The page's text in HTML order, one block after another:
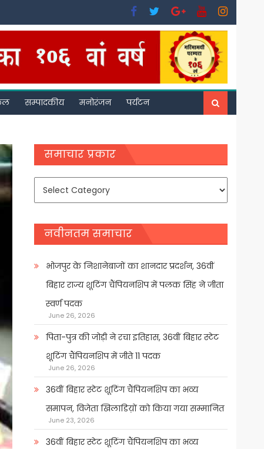
सम्पादकीय मनोरंजन पर्यटन
समाचार प्रकार
समाचार
नवीनतम समाचार
भोजपुर के निशानेबाजों का शानदार प्रदर्शन, 36वीं
बिहार राज्य शूटिंग चैंपियनशिप में पलक सिंह ने जीता
स्वर्ण पदक
June 26, 2026
पिता-पुत्र की जोड़ी ने रचा इतिहास, 36वीं बिहार स्टेट
शूटिंग चैंपियनशिप में जीते 11 पदक
June 26, 2026
36वीं बिहार स्टेट शूटिंग चैंपियनशिप का भव्य
समापन, विजेता खिलाडिय़ों को किया गया सम्मानित
June 23, 2026
36वीं बिहार स्टेट शूटिंग चैंपियनशिप का भव्य